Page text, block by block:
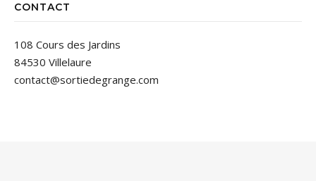
CONTACT
108 Cours des Jardins
84530 Villelaure
contact@sortiedegrange.com